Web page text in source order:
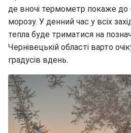
де вночі термометр покаже до
морозу. У денний час у всіх
тепла буде триматися на
Чернівецькій області варто
градусів вдень.